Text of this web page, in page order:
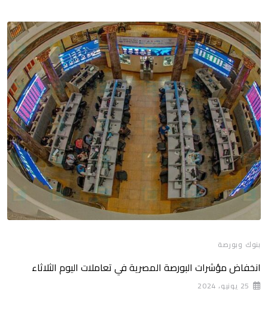
بنوك وبورصة
انخفاض مؤشرات البورصة المصرية في تعاملات اليوم الثلاثاء
25 يونيو، 2024